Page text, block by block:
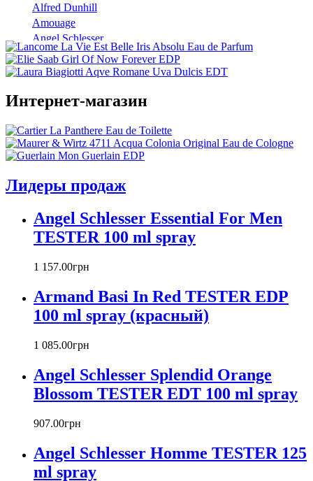
Alfred Dunhill
Amouage
Angel Schlesser
Anna Sui
Annayake
Antonio Banderas
Armaf
Armand Basi
Atelier Cologne
Badgley Mischka
Banana Republic
Barex
Beyonce
Biotherm
Blumarine
Bottega Veneta
Bourjois
Britney Spears
Burberry
Byblos
Byredo
Интернет-магазин
Лидеры продаж
Angel Schlesser Essential For Men
TESTER 100 ml spray
1 157.00грн
Armand Basi In Red TESTER EDP
100 ml spray (красный)
1 085.00грн
Angel Schlesser Splendid Orange
Blossom TESTER EDT 100 ml spray
907.00грн
Angel Schlesser Homme TESTER 125
ml spray